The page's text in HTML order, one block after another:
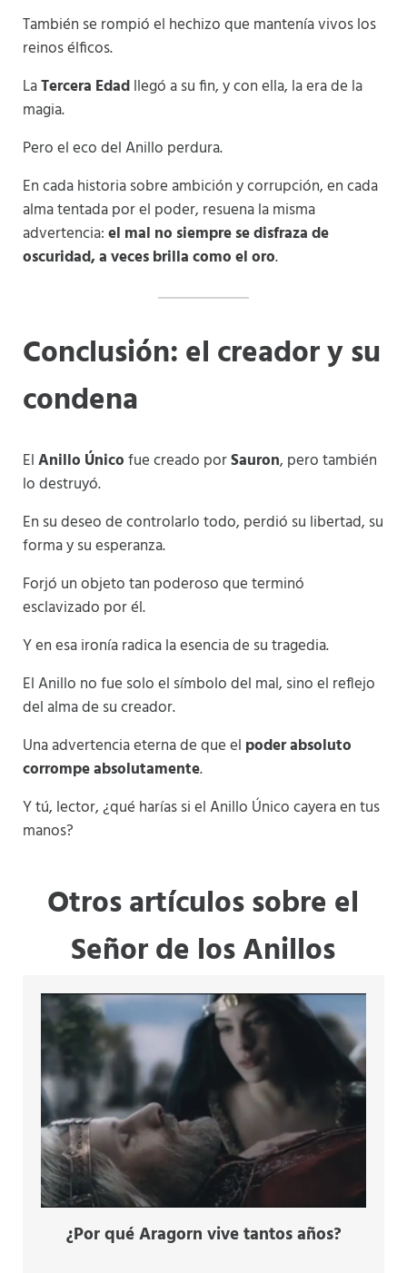
También se rompió el hechizo que mantenía vivos los
reinos élficos.
LaTercera Edadllegó a su fin, y con ella, la era de la
magia.
Pero el eco del Anillo perdura.
En cada historia sobre ambición y corrupción, en cada
alma tentada por el poder, resuena la misma
advertencia:el mal no siempre se disfraza de
oscuridad, a veces brilla como el oro.
Conclusión: el creador y su
condena
ElAnillo Únicofue creado porSauron, pero también
lo destruyó.
En su deseo de controlarlo todo, perdió su libertad, su
forma y su esperanza.
Forjó un objeto tan poderoso que terminó
esclavizado por él.
Y en esa ironía radica la esencia de su tragedia.
El Anillo no fue solo el símbolo del mal, sino el reflejo
del alma de su creador.
Una advertencia eterna de que el poder absoluto
corrompe absolutamente.
Y tú, lector, ¿qué harías si el Anillo Único cayera en tus
manos?
Otros artículos sobre el
Señor de los Anillos
¿Por qué Aragorn vive tantos años?